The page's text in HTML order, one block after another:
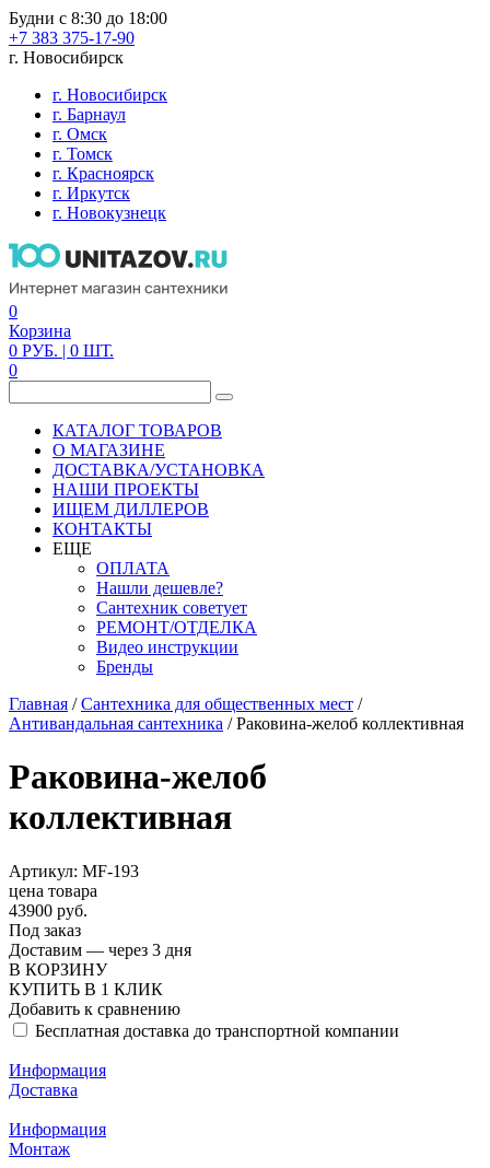
Будни с 8:30 до 18:00
+7 383 375-17-90
г. Новосибирск
г. Новосибирск
г. Барнаул
г. Омск
г. Томск
г. Красноярск
г. Иркутск
г. Новокузнецк
0
Корзина
0 РУБ. | 0 ШТ.
0
КАТАЛОГ ТОВАРОВ
О МАГАЗИНЕ
ДОСТАВКА/УСТАНОВКА
НАШИ ПРОЕКТЫ
ИЩЕМ ДИЛЛЕРОВ
КОНТАКТЫ
ЕЩЕ
ОПЛАТА
Нашли дешевле?
Сантехник советует
РЕМОНТ/ОТДЕЛКА
Видео инструкции
Бренды
Главная /Сантехника для общественных мест /
Антивандальная сантехника /Раковина-желоб коллективная
Раковина-желоб
коллективная
Артикул: MF-193
цена товара
43900 руб.
Под заказ
Доставим — через 3 дня
В КОРЗИНУ
КУПИТЬ В 1 КЛИК
Добавить к сравнению
Бесплатная доставка до транспортной компании
Информация
Доставка
Информация
Монтаж